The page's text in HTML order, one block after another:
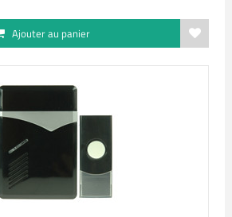
Ajouter au panier